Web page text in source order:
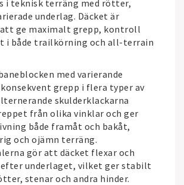
i teknisk terräng med rötter,
underlag. Däcket är
ge maximalt grepp, kontroll
i både trailkörning och all-terrain
med varierande
grepp i flera typer av
skulderklackarna
från olika vinklar och ger
både framåt och bakåt,
och ojämn terräng.
gör att däcket flexar och
efter underlaget, vilket ger stabilt
stenar och andra hinder.